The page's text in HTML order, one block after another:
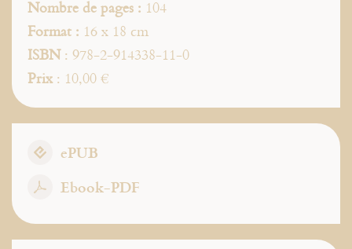
Nombre de pages : 104
Format : 16 x 18 cm
ISBN: 978-2-914338-11-0
Prix: 10,00 €
ePUB
Ebook-PDF